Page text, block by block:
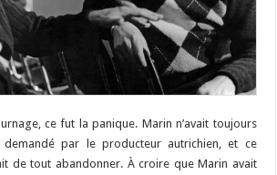
ce fut la panique. Marin n’avait toujours
demandé par le producteur autrichien, et ce
de tout abandonner. À croire que Marin avait